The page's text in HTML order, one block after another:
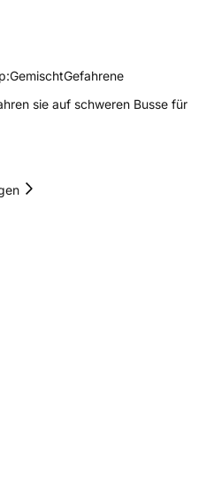
GemischtGefahrene
sie auf schweren Busse für